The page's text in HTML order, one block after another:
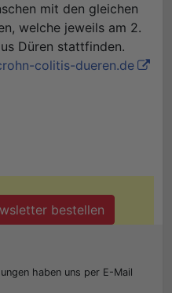
mit den gleichen
welche jeweils am 2.
Düren stattfinden.
colitis-dueren.de
bestellen
haben uns per E-Mail